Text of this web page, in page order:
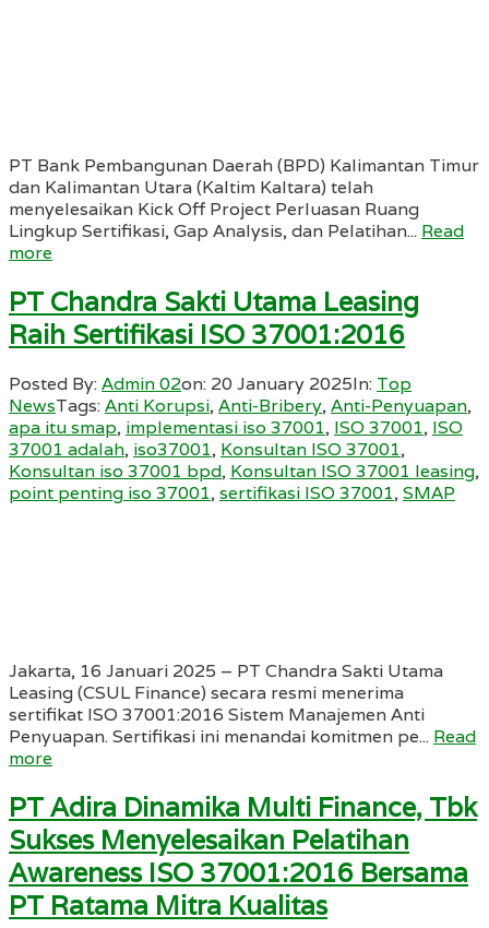
PT Bank Pembangunan Daerah (BPD) Kalimantan Timur
dan Kalimantan Utara (Kaltim Kaltara) telah
menyelesaikan Kick Off Project Perluasan Ruang
Lingkup Sertifikasi, Gap Analysis, dan Pelatihan... Read
more
PT Chandra Sakti Utama Leasing
Raih Sertifikasi ISO 37001:2016
Posted By:Admin 02on: 20 January 2025In: Top
NewsTags:Anti Korupsi,Anti-Bribery,Anti-Penyuapan,
apa itu smap, implementasi iso 37001, ISO 37001, ISO
37001 adalah, iso37001, Konsultan ISO 37001,
Konsultan iso 37001 bpd, Konsultan ISO 37001 leasing,
point penting iso 37001,sertifikasi ISO 37001,SMAP
Jakarta, 16 Januari 2025 – PT Chandra Sakti Utama
Leasing (CSUL Finance) secara resmi menerima
sertifikat ISO 37001:2016 Sistem Manajemen Anti
Penyuapan. Sertifikasi ini menandai komitmen pe... Read
more
PT Adira Dinamika Multi Finance, Tbk
Sukses Menyelesaikan Pelatihan
Awareness ISO 37001:2016 Bersama
PT Ratama Mitra Kualitas